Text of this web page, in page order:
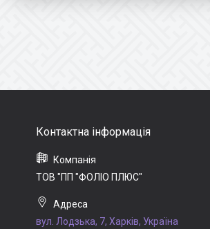
ТОВ "ПП "ФОЛІО ПЛЮС"
вул. Лодзька, 7, Харків, Україна